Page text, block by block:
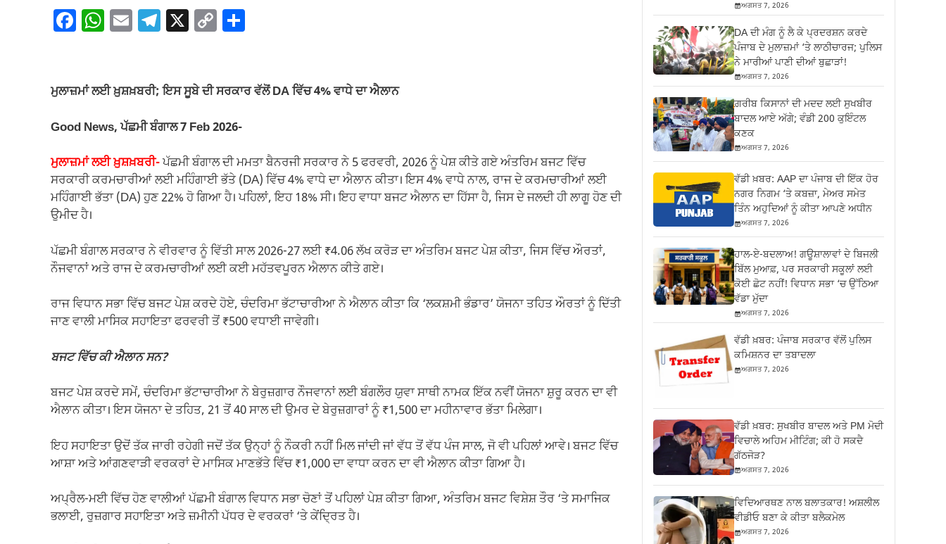
F
e
o
o
k
W
s
p
p
E T
gr
m
X C
y
n
k
e
ਮੁਲਾਜ਼ਮਾਂ ਲਈ ਖ਼ੁਸ਼ਖ਼ਬਰੀ; ਇਸ ਸੂਬੇ ਦੀ ਸਰਕਾਰ ਵੱਲੋਂ DA ਵਿੱਚ 4% ਵਾਧੇ ਦਾ ਐਲਾਨ
Good News, ਪੱਛਮੀ ਬੰਗਾਲ 7 Feb 2026-
ਮੁਲਾਜ਼ਮਾਂ ਲਈ ਖ਼ੁਸ਼ਖ਼ਬਰੀ-ਪੱਛਮੀ ਬੰਗਾਲ ਦੀ ਮਮਤਾ ਬੈਨਰਜੀ ਸਰਕਾਰ ਨੇ 5 ਫਰਵਰੀ, 2026 ਨੂੰ ਪੇਸ਼ ਕੀਤੇ ਗਏ ਅੰਤਰਿਮ ਬਜਟ ਵਿੱਚ
ਸਰਕਾਰੀ ਕਰਮਚਾਰੀਆਂ ਲਈ ਮਹਿੰਗਾਈ ਭੱਤੇ (DA) ਵਿੱਚ 4% ਵਾਧੇ ਦਾ ਐਲਾਨ ਕੀਤਾ। ਇਸ 4% ਵਾਧੇ ਨਾਲ, ਰਾਜ ਦੇ ਕਰਮਚਾਰੀਆਂ ਲਈ
ਮਹਿੰਗਾਈ ਭੱਤਾ (DA) ਹੁਣ 22% ਹੋ ਗਿਆ ਹੈ। ਪਹਿਲਾਂ, ਇਹ 18% ਸੀ। ਇਹ ਵਾਧਾ ਬਜਟ ਐਲਾਨ ਦਾ ਹਿੱਸਾ ਹੈ, ਜਿਸ ਦੇ ਜਲਦੀ ਹੀ ਲਾਗੂ ਹੋਣ ਦੀ
ਉਮੀਦ ਹੈ।
ਪੱਛਮੀ ਬੰਗਾਲ ਸਰਕਾਰ ਨੇ ਵੀਰਵਾਰ ਨੂੰ ਵਿੱਤੀ ਸਾਲ 2026-27 ਲਈ ₹4.06 ਲੱਖ ਕਰੋੜ ਦਾ ਅੰਤਰਿਮ ਬਜਟ ਪੇਸ਼ ਕੀਤਾ, ਜਿਸ ਵਿੱਚ ਔਰਤਾਂ,
ਨੌਜਵਾਨਾਂ ਅਤੇ ਰਾਜ ਦੇ ਕਰਮਚਾਰੀਆਂ ਲਈ ਕਈ ਮਹੱਤਵਪੂਰਨ ਐਲਾਨ ਕੀਤੇ ਗਏ।
ਰਾਜ ਵਿਧਾਨ ਸਭਾ ਵਿੱਚ ਬਜਟ ਪੇਸ਼ ਕਰਦੇ ਹੋਏ, ਚੰਦਰਿਮਾ ਭੱਟਾਚਾਰੀਆ ਨੇ ਐਲਾਨ ਕੀਤਾ ਕਿ ‘ਲਕਸ਼ਮੀ ਭੰਡਾਰ’ ਯੋਜਨਾ ਤਹਿਤ ਔਰਤਾਂ ਨੂੰ ਦਿੱਤੀ
ਜਾਣ ਵਾਲੀ ਮਾਸਿਕ ਸਹਾਇਤਾ ਫਰਵਰੀ ਤੋਂ ₹500 ਵਧਾਈ ਜਾਵੇਗੀ।
ਬਜਟ ਵਿੱਚ ਕੀ ਐਲਾਨ ਸਨ?
ਬਜਟ ਪੇਸ਼ ਕਰਦੇ ਸਮੇਂ, ਚੰਦਰਿਮਾ ਭੱਟਾਚਾਰੀਆ ਨੇ ਬੇਰੁਜ਼ਗਾਰ ਨੌਜਵਾਨਾਂ ਲਈ ਬੰਗਲੌਰ ਯੁਵਾ ਸਾਥੀ ਨਾਮਕ ਇੱਕ ਨਵੀਂ ਯੋਜਨਾ ਸ਼ੁਰੂ ਕਰਨ ਦਾ ਵੀ
ਐਲਾਨ ਕੀਤਾ। ਇਸ ਯੋਜਨਾ ਦੇ ਤਹਿਤ, 21 ਤੋਂ 40 ਸਾਲ ਦੀ ਉਮਰ ਦੇ ਬੇਰੁਜ਼ਗਾਰਾਂ ਨੂੰ ₹1,500 ਦਾ ਮਹੀਨਾਵਾਰ ਭੱਤਾ ਮਿਲੇਗਾ।
ਇਹ ਸਹਾਇਤਾ ਉਦੋਂ ਤੱਕ ਜਾਰੀ ਰਹੇਗੀ ਜਦੋਂ ਤੱਕ ਉਨ੍ਹਾਂ ਨੂੰ ਨੌਕਰੀ ਨਹੀਂ ਮਿਲ ਜਾਂਦੀ ਜਾਂ ਵੱਧ ਤੋਂ ਵੱਧ ਪੰਜ ਸਾਲ, ਜੋ ਵੀ ਪਹਿਲਾਂ ਆਵੇ। ਬਜਟ ਵਿੱਚ
ਆਸ਼ਾ ਅਤੇ ਆਂਗਣਵਾੜੀ ਵਰਕਰਾਂ ਦੇ ਮਾਸਿਕ ਮਾਣਭੱਤੇ ਵਿੱਚ ₹1,000 ਦਾ ਵਾਧਾ ਕਰਨ ਦਾ ਵੀ ਐਲਾਨ ਕੀਤਾ ਗਿਆ ਹੈ।
ਅਪ੍ਰੈਲ-ਮਈ ਵਿੱਚ ਹੋਣ ਵਾਲੀਆਂ ਪੱਛਮੀ ਬੰਗਾਲ ਵਿਧਾਨ ਸਭਾ ਚੋਣਾਂ ਤੋਂ ਪਹਿਲਾਂ ਪੇਸ਼ ਕੀਤਾ ਗਿਆ, ਅੰਤਰਿਮ ਬਜਟ ਵਿਸ਼ੇਸ਼ ਤੌਰ ‘ਤੇ ਸਮਾਜਿਕ
ਭਲਾਈ, ਰੁਜ਼ਗਾਰ ਸਹਾਇਤਾ ਅਤੇ ਜ਼ਮੀਨੀ ਪੱਧਰ ਦੇ ਵਰਕਰਾਂ ‘ਤੇ ਕੇਂਦ੍ਰਿਤ ਹੈ।
ਅਗਸਤ 7, 2026
DA ਦੀ ਮੰਗ ਨੂੰ ਲੈ ਕੇ ਪ੍ਰਦਰਸ਼ਨ ਕਰਦੇ
ਪੰਜਾਬ ਦੇ ਮੁਲਾਜ਼ਮਾਂ ‘ਤੇ ਲਾਠੀਚਾਰਜ; ਪੁਲਿਸ
ਨੇ ਮਾਰੀਆਂ ਪਾਣੀ ਦੀਆਂ ਬੁਛਾੜਾਂ!
ਅਗਸਤ 7, 2026
ਗ਼ਰੀਬ ਕਿਸਾਨਾਂ ਦੀ ਮਦਦ ਲਈ ਸੁਖਬੀਰ
ਬਾਦਲ ਆਏ ਅੱਗੇ; ਵੰਡੀ 200 ਕੁਇੰਟਲ
ਕਣਕ
ਅਗਸਤ 7, 2026
ਵੱਡੀ ਖ਼ਬਰ: AAP ਦਾ ਪੰਜਾਬ ਦੀ ਇੱਕ ਹੋਰ
ਨਗਰ ਨਿਗਮ ‘ਤੇ ਕਬਜ਼ਾ, ਮੇਅਰ ਸਮੇਤ
ਤਿੰਨ ਅਹੁਦਿਆਂ ਨੂੰ ਕੀਤਾ ਆਪਣੇ ਅਧੀਨ
ਅਗਸਤ 7, 2026
ਹਾਲ-ਏ-ਬਦਲਾਅ! ਗਊਸ਼ਾਲਾਵਾਂ ਦੇ ਬਿਜਲੀ
ਬਿੱਲ ਮੁਆਫ਼, ਪਰ ਸਰਕਾਰੀ ਸਕੂਲਾਂ ਲਈ
ਕੋਈ ਛੋਟ ਨਹੀਂ! ਵਿਧਾਨ ਸਭਾ ‘ਚ ਉੱਠਿਆ
ਵੱਡਾ ਮੁੱਦਾ
ਅਗਸਤ 7, 2026
ਵੱਡੀ ਖ਼ਬਰ: ਪੰਜਾਬ ਸਰਕਾਰ ਵੱਲੋਂ ਪੁਲਿਸ
ਕਮਿਸ਼ਨਰ ਦਾ ਤਬਾਦਲਾ
ਅਗਸਤ 7, 2026
ਵੱਡੀ ਖ਼ਬਰ: ਸੁਖਬੀਰ ਬਾਦਲ ਅਤੇ PM ਮੋਦੀ
ਵਿਚਾਲੇ ਅਹਿਮ ਮੀਟਿੰਗ; ਕੀ ਹੋ ਸਕਦੈ
ਗੱਠਜੋੜ?
ਅਗਸਤ 7, 2026
ਵਿਦਿਆਰਥਣ ਨਾਲ ਬਲਾਤਕਾਰ! ਅਸ਼ਲੀਲ
ਵੀਡੀਓ ਬਣਾ ਕੇ ਕੀਤਾ ਬਲੈਕਮੇਲ
ਅਗਸਤ 7, 2026